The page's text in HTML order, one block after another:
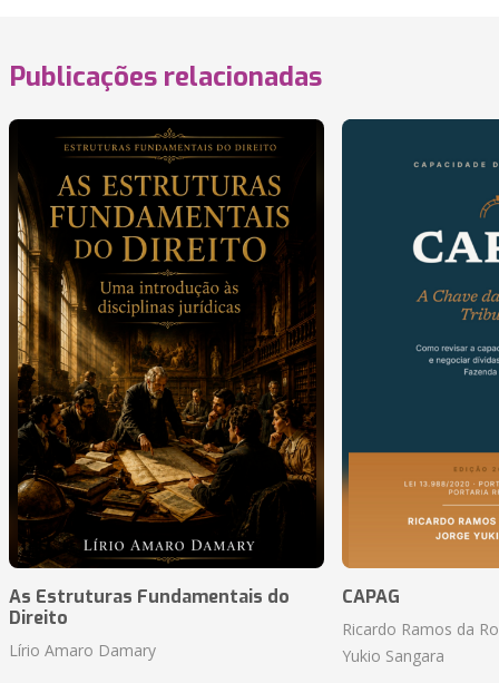
Publicações relacionadas
As Estruturas Fundamentais do
Direito
Lírio Amaro Damary
CAPAG
Ricardo Ramos da
Yukio Sangara